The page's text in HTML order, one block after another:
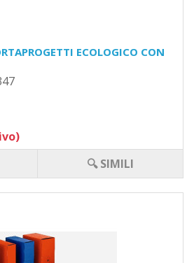
ECOLOGICO CON
🔍 SIMILI